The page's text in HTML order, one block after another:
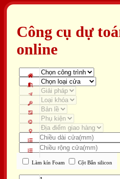
Công cụ dự
online
Làm kín Foam Cột Bắn silicon